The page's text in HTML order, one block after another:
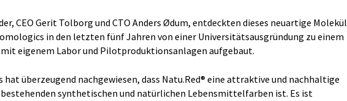
CEO Gerit Tolborg und CTO Anders Ødum, entdeckten dieses neuartige Molekül
in den letzten fünf Jahren von einer Universitätsausgründung zu einem
eigenem Labor und Pilotproduktionsanlagen aufgebaut.
überzeugend nachgewiesen, dass Natu.Red® eine attraktive und nachhaltige
synthetischen und natürlichen Lebensmittelfarben ist. Es ist